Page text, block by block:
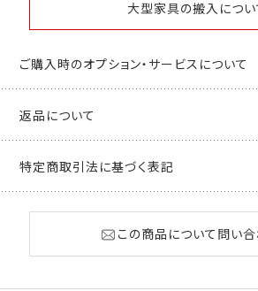
大型家具の搬入につい
ご購入時のオプション・サービスについて
返品について
特定商取引法に基づく表記
この商品について問い